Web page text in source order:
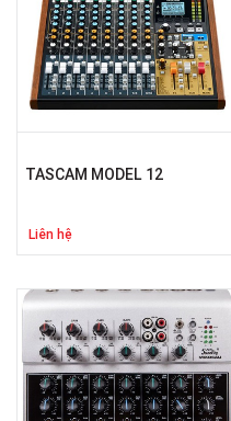
TASCAM MODEL 12
Liên hệ